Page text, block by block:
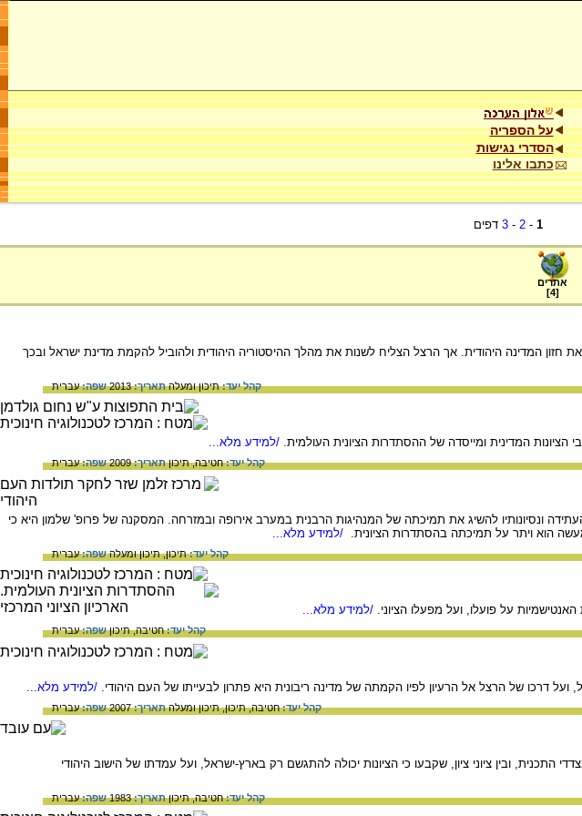
על הספריה
הסדרי נגישות
כתבו אלינו
1
-
2
-
3 דפים
אתרים
[
4
]
את חזון המדינה היהודית. אך הרצל הצליח לשנות את מהלך ההיסטוריה היהודית ולהוביל להקמת מדינת ישראל ובכך
קהל יעד:תיכון ומעלהתאריך:2013 שפה:עברית
/למידע מלא...
קהל יעד:חטיבה,תיכוןתאריך:2009 שפה:עברית
ונסיונותיו להשיג את תמיכתה של המנהיגות הרבנית במערב אירופה ובמזרחה. המסקנה של פרופ' שלמון היא כי
הוא ויתר על תמיכתה בהסתדרות הציונית.
/למידע מלא...
קהל יעד:תיכון,תיכון ומעלהשפה:עברית
/למידע מלא...
קהל יעד:חטיבה,תיכוןשפה:עברית
דרכו של הרצל אל הרעיון לפיו הקמתה של מדינה ריבונית היא פתרון לבעייתו של העם היהודי. /למידע מלא...
קהל יעד:חטיבה,תיכון,תיכון ומעלהתאריך:2007 שפה:עברית
ובין ציוני ציון, שקבעו כי הציונות יכולה להתגשם רק בארץ-ישראל, ועל עמדתו של הישוב היהודי
קהל יעד:חטיבה,תיכוןתאריך:1983 שפה:עברית